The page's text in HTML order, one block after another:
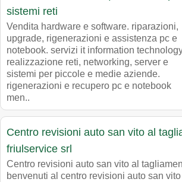
sistemi reti
Vendita hardware e software. riparazioni,
upgrade, rigenerazioni e assistenza pc e
notebook. servizi it information
realizzazione reti, networking, server e
sistemi per piccole e medie aziende.
rigenerazioni e recupero pc e notebook
men..
Centro revisioni auto san vito al
friulservice srl
Centro revisioni auto san vito al
benvenuti al centro revisioni auto san